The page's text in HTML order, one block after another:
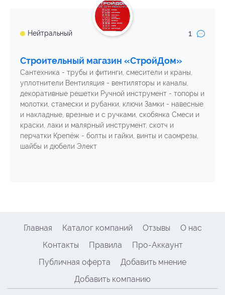
Нейтральный 1
Строительный магазин «СтройДом»
Сантехника - трубы и фитинги, смесители и краны,
уплотнители Вентиляция - вентиляторы и каналы,
декоративные решетки Ручной инструмент - топоры и
молотки, стамески и рубанки, ключи Замки - навесные
и накладные, врезные и с ручками, скобянка Смеси и
краски, лаки и малярный инструмент, скотч и
перчатки Крепёж - болты и гайки, винты и саомрезы,
шайбы и дюбели Элект
Главная Каталог компаний Отзывы
О нас
Контакты
Правила
Про-Аккаунт
Публичная оферта
Добавить мнение
Добавить компанию